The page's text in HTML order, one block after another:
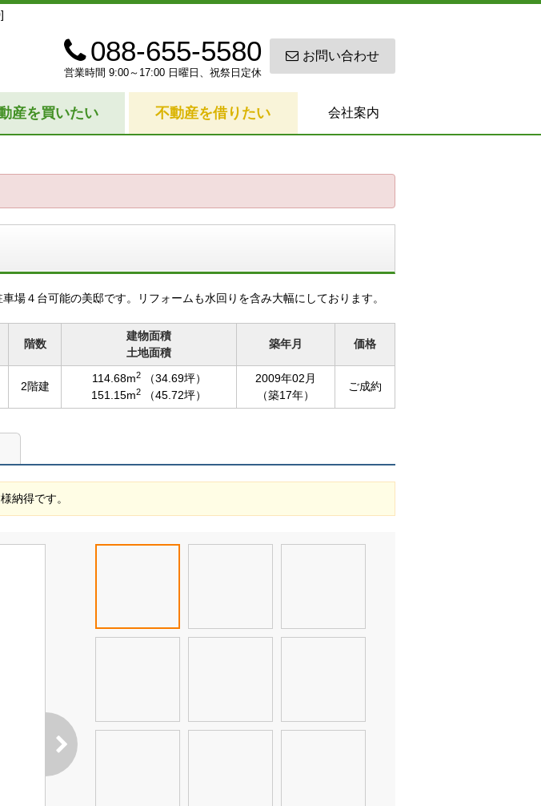
お問い合わせ
088-655-5580
営業時間 9:00～17:00 日曜日、祝祭日定休
産を買いたい 不動産を借りたい 会社案内
場４台可能の美邸です。リフォームも水回りを含み大幅にしております。
階数
建物面積
土地面積
築年月 価格
2階建
114.68m2
（34.69坪）
151.15m2 （45.72坪）
2009年02月
（築17年）
ご成約
納得です。